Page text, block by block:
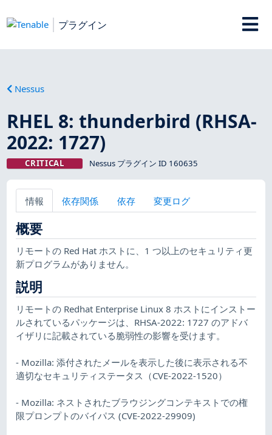
プラグイン
Nessus
RHEL 8: thunderbird (RHSA-
2022: 1727)
CRITICAL Nessus プラグイン ID 160635
情報 依存関係 依存 変更ログ
概要
リモートの Red Hat ホストに、1 つ以上のセキュリティ更
新プログラムがありません。
説明
リモートの Redhat Enterprise Linux 8 ホストにインストー
ルされているパッケージは、RHSA-2022: 1727 のアドバ
イザリに記載されている脆弱性の影響を受けます。
- Mozilla: 添付されたメールを表示した後に表示される不
適切なセキュリティステータス（CVE-2022-1520）
- Mozilla: ネストされたブラウジングコンテキストでの権
限プロンプトのバイパス (CVE-2022-29909)